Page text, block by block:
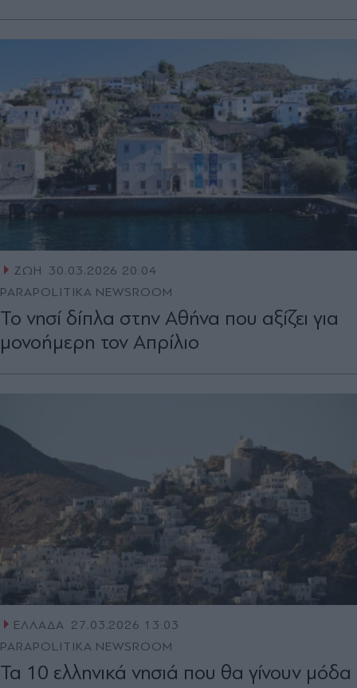
ΖΩΗ
30.03.2026 20:04
PARAPOLITIKA NEWSROOM
Το νησί δίπλα στην Αθήνα που αξίζει για
μονοήμερη τον Απρίλιο
ΕΛΛΑΔΑ 27.03.2026 13:03
PARAPOLITIKA NEWSROOM
Τα 10 ελληνικά νησιά που θα γίνουν μόδα